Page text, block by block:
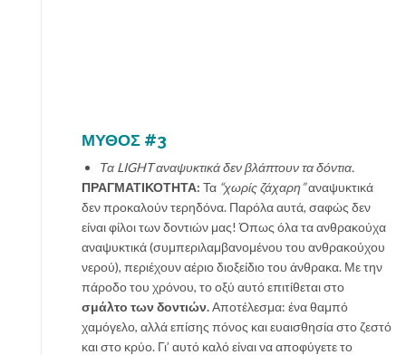
ΜΥΘΟΣ #3
Τα LIGHT αναψυκτικά δεν βλάπτουν τα δόντια.
ΠΡΑΓΜΑΤΙΚΟΤΗΤΑ: Τα “χωρίς ζάχαρη”αναψυκτικά
δεν προκαλούν τερηδόνα. Παρόλα αυτά, σαφώς δεν
είναι φίλοι των δοντιών μας! Όπως όλα τα ανθρακούχα
αναψυκτικά (συμπεριλαμβανομένου του ανθρακούχου
νερού), περιέχουν αέριο διοξείδιο του άνθρακα. Με την
πάροδο του χρόνου, το οξύ αυτό επιτίθεται στο
σμάλτο των δοντιών.Αποτέλεσμα: ένα θαμπό
χαμόγελο, αλλά επίσης πόνος και ευαισθησία στο ζεστό
και στο κρύο. Γι’ αυτό καλό είναι να αποφύγετε το